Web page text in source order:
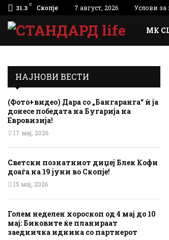
31.3 C Скопје 7 август, 2026 Услови за
МК
НАЈНОВИ ВЕСТИ
(Фото+видео) Дара со „Бангаранга“ ѝ ја
донесе победата на Бугарија на
Евровизија!
17 мај, 2026
Светски познатниот диџеј Блек Кофи
доаѓа на 19 јуни во Скопје!
15 мај, 2026
Голем неделен хороскоп од 4 мај до 10
мај: Биковите ќе планираат
заедничка иднина со партнерот